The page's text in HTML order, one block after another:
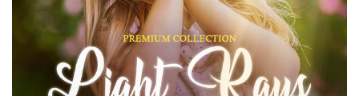
Please select
Free Photoshop Overlay #12
Small 800*533px